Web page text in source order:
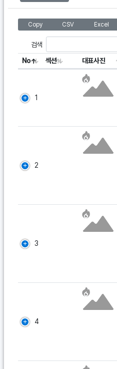
Copy CSV Excel
검색
No 섹션 대표사진
1
2
3
4